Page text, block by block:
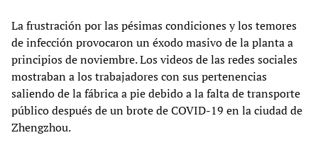
La frustración por las pésimas condiciones y los temores
de infección provocaron un éxodo masivo de la planta a
principios de noviembre. Los videos de las redes sociales
mostraban a los trabajadores con sus pertenencias
saliendo de la fábrica a pie debido a la falta de transporte
público después de un brote de COVID-19 en la ciudad de
Zhengzhou.